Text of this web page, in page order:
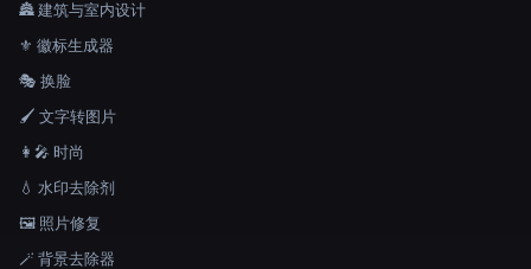
🏯 建筑与室内设计
⚜️ 徽标生成器
🎭 换脸
🖌️ 文字转图片
👩‍🎤 时尚
💧 水印去除剂
🖼️ 照片修复
🪄 背景去除器